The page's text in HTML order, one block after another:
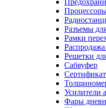
Разъемы
Рамки
Решетки
Сабвуфер
Усилители
Фары